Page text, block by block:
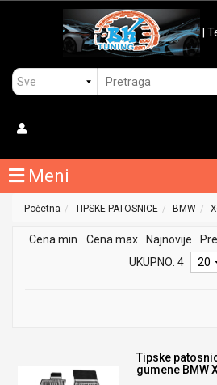
|
Meni
Početna TIPSKE PATOSNICE BMW
Cena min Cena max Najnovije
UKUPNO: 4
20
Tipske
gumene BMW